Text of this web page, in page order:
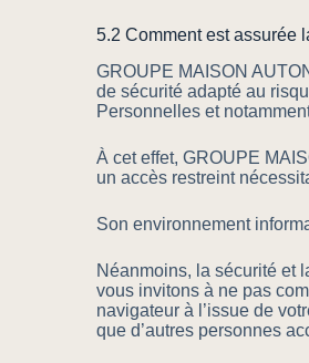
5.2 Comment est assurée
GROUPE MAISON
de sécurité adapté au
Personnelles et
À cet effet, GROUPE
un accès restreint
Son environnement
Néanmoins, la sécurité et
vous invitons à ne pas
navigateur à l’issue de
que d’autres personnes